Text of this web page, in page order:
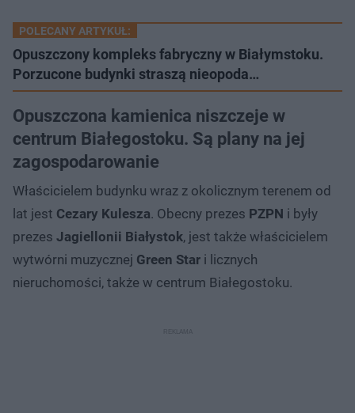
POLECANY ARTYKUŁ:
Opuszczony kompleks fabryczny w Białymstoku.
Porzucone budynki straszą nieopoda…
Opuszczona kamienica niszczeje w
centrum Białegostoku. Są plany na jej
zagospodarowanie
Właścicielem budynku wraz z okolicznym terenem od
lat jest Cezary Kulesza. Obecny prezes PZPN i były
prezes Jagiellonii Białystok, jest także właścicielem
wytwórni muzycznej Green Star i licznych
nieruchomości, także w centrum Białegostoku.